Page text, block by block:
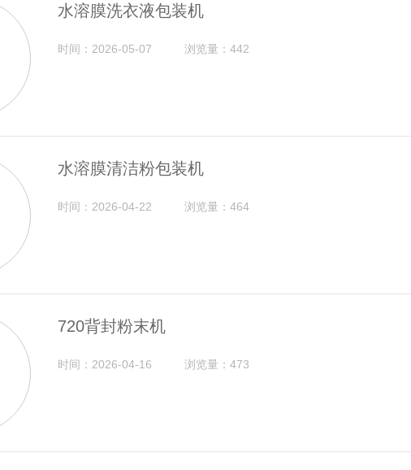
水溶膜洗衣液包装机
时间：2026-05-07 浏览量：442
水溶膜清洁粉包装机
时间：2026-04-22 浏览量：464
720背封粉末机
时间：2026-04-16 浏览量：473